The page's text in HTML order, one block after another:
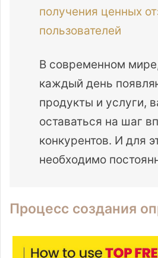
получения ценных
пользователей
В современном
каждый день
продукты и услуги,
оставаться на шаг
конкурентов. И для
необходимо
Процесс создания